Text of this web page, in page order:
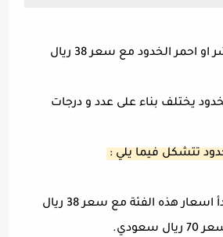
يبدأ عادة سعر البلاشر او احمر الخدود مع سعر 38 ريال
يختلف بناء على عدد و درجات
تتشكل فيما يلي :
: تبدأ اسعار هذه الفئة مع سعر 38 ريال